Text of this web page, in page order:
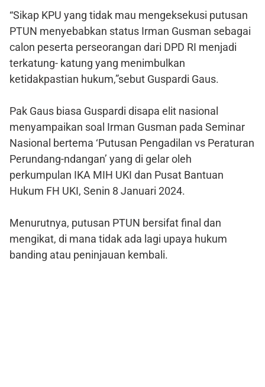
“Sikap KPU yang tidak mau mengeksekusi putusan
PTUN menyebabkan status Irman Gusman sebagai
calon peserta perseorangan dari DPD RI menjadi
terkatung- katung yang menimbulkan
ketidakpastian hukum,”sebut Guspardi Gaus.
Pak Gaus biasa Guspardi disapa elit nasional
menyampaikan soal Irman Gusman pada Seminar
Nasional bertema ‘Putusan Pengadilan vs Peraturan
Perundang-ndangan’ yang di gelar oleh
perkumpulan IKA MIH UKI dan Pusat Bantuan
Hukum FH UKI, Senin 8 Januari 2024.
Menurutnya, putusan PTUN bersifat final dan
mengikat, di mana tidak ada lagi upaya hukum
banding atau peninjauan kembali.